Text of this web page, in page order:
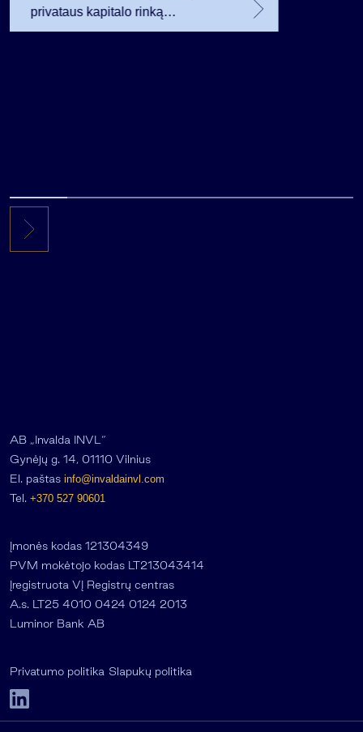
privataus kapitalo rinką
investuojantį fondą pritraukė 17,4
AB „Invalda INVL“
Gynėjų g. 14, 01110 Vilnius
El. paštas info@invaldainvl.com
Tel. +370 527 90601
Įmonės kodas 121304349
PVM mokėtojo kodas LT213043414
Įregistruota VĮ Registrų centras
A.s. LT25 4010 0424 0124 2013
Luminor Bank AB
Privatumo politika Slapukų politika